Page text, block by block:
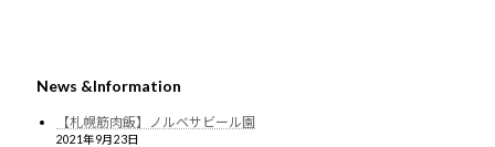
News &Information
【札幌筋肉飯】ノルベサビール園
2021年9月23日